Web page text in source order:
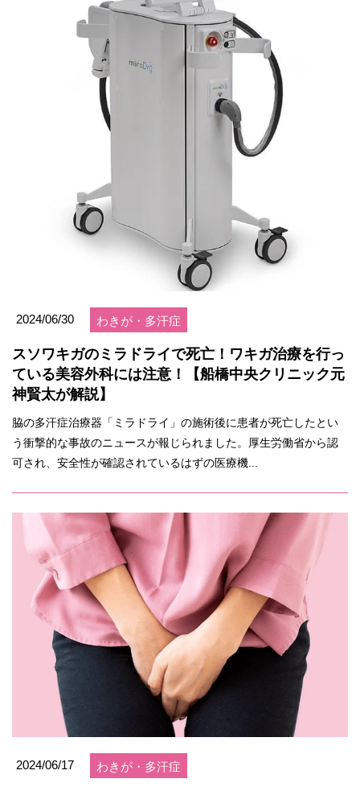
2024/06/30 わきが・多汗症
スソワキガのミラドライで死亡！ワキガ治療を行っ
ている美容外科には注意！【船橋中央クリニック元
神賢太が解説】
脇の多汗症治療器「ミラドライ」の施術後に患者が死亡したとい
う衝撃的な事故のニュースが報じられました。厚生労働省から認
可され、安全性が確認されているはずの医療機...
2024/06/17 わきが・多汗症